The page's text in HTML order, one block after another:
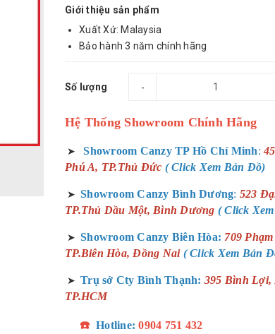
Giới thiệu sản phẩm
Xuất Xứ: Malaysia
Bảo hành 3 năm chính hãng
Số lượng -
Hệ Thống Showroom Chính Hãng
➤ Showroom Canzy TP Hồ Chí Minh:
Phú A, TP.Thủ Đức ( Click Xem Bản Đồ)
➤ Showroom Canzy Bình Dương: 523
TP.Thủ Dầu Một, Bình Dương ( Click
➤ Showroom Canzy Biên Hòa: 709
TP.Biên Hòa, Đồng Nai ( Click Xem Bản
➤ Trụ sở Cty Bình Thạnh: 395 Bình Lợi,
TP.HCM
☎️ Hotline: 0904 751 432